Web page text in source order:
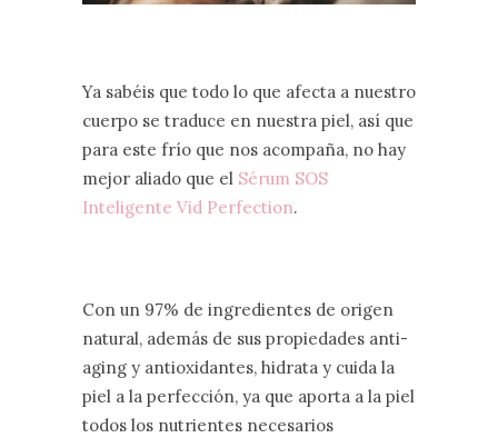
Ya sabéis que todo lo que afecta a nuestro
cuerpo se traduce en nuestra piel, así que
para este frío que nos acompaña, no hay
mejor aliado que el Sérum SOS
Inteligente Vid Perfection.
Con un 97% de ingredientes de origen
natural, además de sus propiedades anti-
aging y antioxidantes, hidrata y cuida la
piel a la perfección, ya que aporta a la piel
todos los nutrientes necesarios